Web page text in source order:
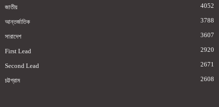
জাতীয় 4052
আন্তর্জাতিক 3788
সারাদেশ 3607
First Lead 2920
Second Lead 2671
চট্টগ্রাম 2608